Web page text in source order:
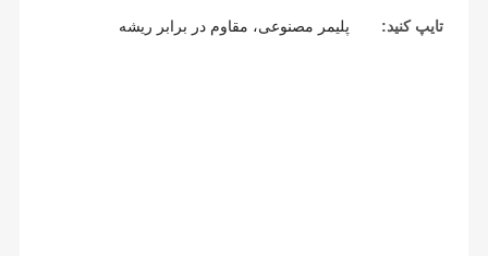
تایپ کنید: پلیمر مصنوعی، مقاوم در برابر ریشه